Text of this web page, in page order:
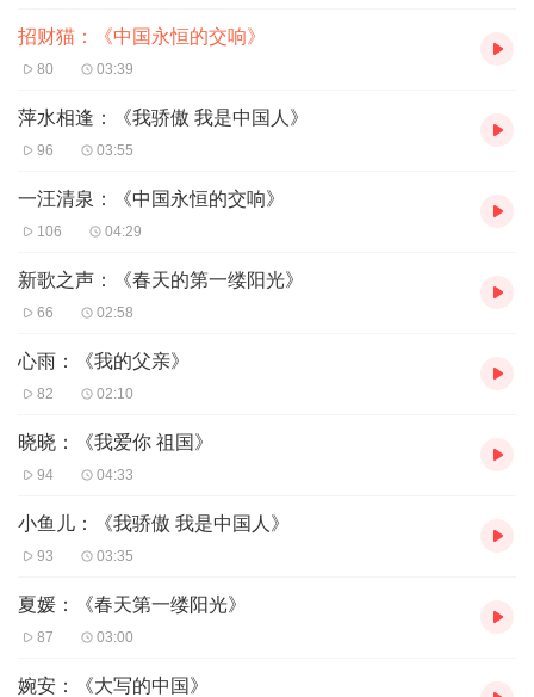
招财猫：《中国永恒的交响》
80 03:39
萍水相逢：《我骄傲 我是中国人》
96 03:55
一汪清泉：《中国永恒的交响》
106 04:29
新歌之声：《春天的第一缕阳光》
66 02:58
心雨：《我的父亲》
82 02:10
晓晓：《我爱你 祖国》
94 04:33
小鱼儿：《我骄傲 我是中国人》
93 03:35
夏媛：《春天第一缕阳光》
87 03:00
婉安：《大写的中国》